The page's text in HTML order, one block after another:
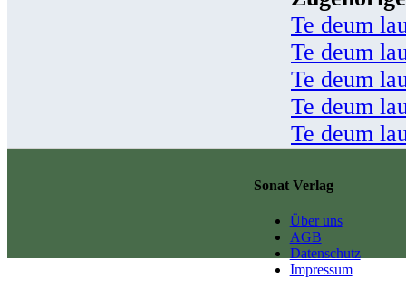
Te deum
Te deum
Te deum
Te deum
Te deum
Sonat Verlag
Über uns
AGB
Datenschutz
Impressum